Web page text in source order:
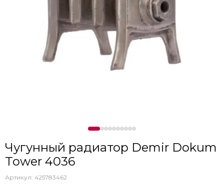
Чугунный радиатор Demir Dokum
Tower 4036
Артикул: 425783462